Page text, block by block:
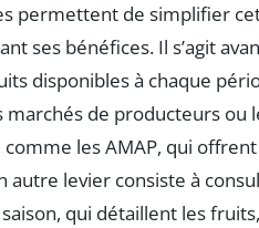
permettent de simplifier
ses bénéfices. Il s’agit
disponibles à chaque
marchés de producteurs ou
les AMAP, qui offrent
autre levier consiste à
qui détaillent les fruits,